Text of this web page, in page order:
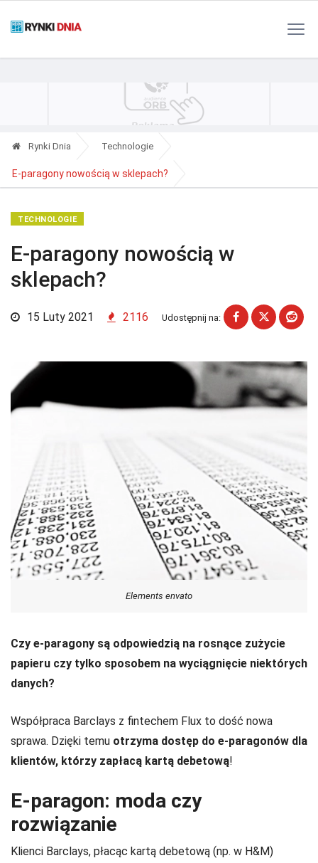
Rynki Dnia Technologie
E-paragony nowością w sklepach?
TECHNOLOGIE
E-paragony nowością w
sklepach?
15 Luty 2021 2116 Udostępnij na:
Elements envato
Czy e-paragony są odpowiedzią na rosnące zużycie
papieru czy tylko sposobem na wyciągnięcie niektórych
danych?
Współpraca Barclays z fintechem Flux to dość nowa
sprawa. Dzięki temu otrzyma dostęp do e-paragonów dla
klientów, którzy zapłacą kartą debetową!
E-paragon: moda czy
rozwiązanie
Klienci Barclays, płacąc kartą debetową (np. w H&M)